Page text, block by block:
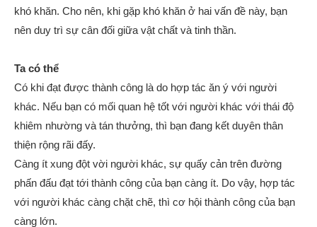
khó khăn. Cho nên, khi gặp khó khăn ở hai vấn đề này, bạn
nên duy trì sự cân đối giữa vật chất và tinh thần.
Ta có thể
Có khi đạt được thành công là do hợp tác ăn ý với người
khác. Nếu bạn có mối quan hệ tốt với người khác với thái độ
khiêm nhường và tán thưởng, thì bạn đang kết duyên thân
thiện rộng rãi đấy.
Càng ít xung đột vời người khác, sự quấy cản trên đường
phấn đấu đạt tới thành công của bạn càng ít. Do vậy, hợp tác
với người khác càng chặt chẽ, thì cơ hội thành công của bạn
càng lớn.